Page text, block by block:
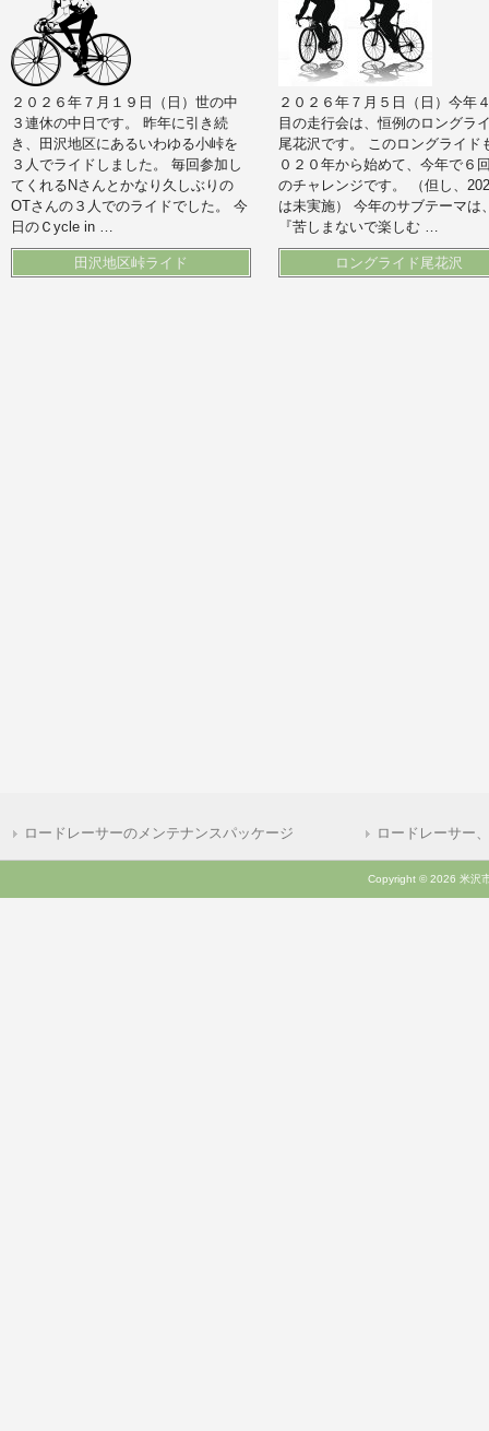
２０２６年７月１９日（日）世の中
３連休の中日です。 昨年に引き続
き、田沢地区にあるいわゆる小峠を
３人でライドしました。 毎回参加し
てくれるNさんとかなり久しぶりの
OTさんの３人でのライドでした。 今
日のＣycle in …
田沢地区峠ライド
２０２６年７月５日（日）今年
目の走行会は、恒例のロングラ
尾花沢です。 このロングライド
０２０年から始めて、今年で６
のチャレンジです。 （但し、
は未実施） 今年のサブテーマは
『苦しまないで楽しむ …
ロングライド尾花沢
ロードレーサーのメンテナンスパッケージ ロードレーサー
Copyright © 2026 米沢